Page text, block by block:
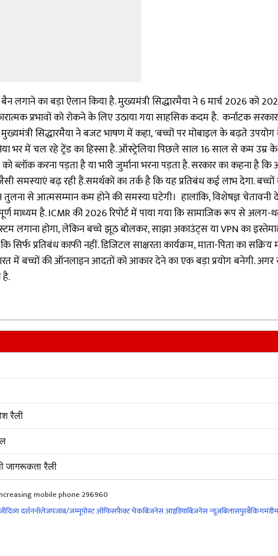
का बड़ा ऐलान किया है. मुख्यमंत्री सिद्धारमैया ने 6 मार्च 2026 को
प्रभावों को रोकने के लिए उठाया गया साहसिक कदम है. कर्नाटक
सिद्धारमैया ने बजट भाषण में कहा, 'बच्चों पर मोबाइल के बढ़ते उपयोग
में चल रहे ट्रेंड का हिस्सा है. ऑस्ट्रेलिया पिछले साल 16 साल से कम उम्र के
करना पड़ता है या भारी जुर्माना भरना पड़ता है. सरकार का कहना है
बढ़ रही हैं.समर्थकों का तर्क है कि यह प्रतिबंध कई लाभ देगा.
तुलना से आत्मसम्मान कम होने की समस्या घटेगी। हालांकि, विशेषज्ञ
माध्यम है. ICMR की 2026 रिपोर्ट में पाया गया कि सामाजिक रूप से
लगाना होगा, लेकिन बच्चे झूठ बोलकर, साझा अकाउंट्स या VPN का
प्रतिबंध काफी नहीं. डिजिटल साक्षरता कार्यक्रम, माता-पिता का
में बच्चों की ऑनलाइन आदतों को आकार देने का एक बड़ा प्रयोग बनेगी.
रैली
जागरूकता रैली
mobile phone 296960
दिव्य दर्शननॉलेजपंजाब/जम्मूपोस्ट ऑफिसफ़ैक्ट चेकबिजनेस आइडियाबिज़नेस न्यूज़बिलासपुरबैंकिंगमंडी